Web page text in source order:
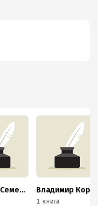
Алексей Семенцов
1 книга